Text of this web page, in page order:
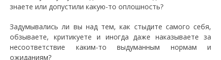
знаете или допустили какую-то оплошность?
Задумывались ли вы над тем, как стыдите самого себя,
обзываете, критикуете и иногда даже наказываете за
несоответствие каким-то выдуманным нормам и
ожиданиям?